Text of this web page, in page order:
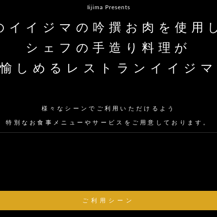
Iijima Presents
イイジマの吟撰お肉を使用
シェフの手造り料理が
愉しめるレストランイイジマ
様々なシーンでご利用いただけるよう
特別なお食事メニューやサービスをご用意しております。
ご利用シーン